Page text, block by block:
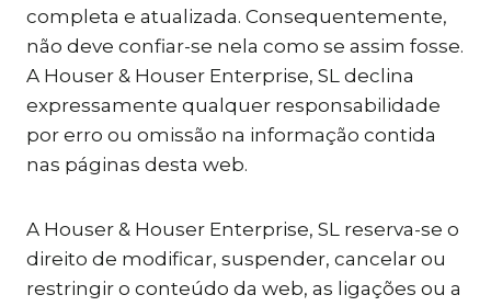
completa e atualizada. Consequentemente,
não deve confiar-se nela como se assim fosse.
A Houser & Houser Enterprise, SL declina
expressamente qualquer responsabilidade
por erro ou omissão na informação contida
nas páginas desta web.
A Houser & Houser Enterprise, SL reserva-se o
direito de modificar, suspender, cancelar ou
restringir o conteúdo da web, as ligações ou a